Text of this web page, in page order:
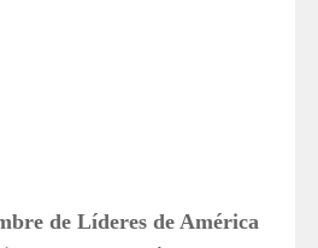
de Líderes de América